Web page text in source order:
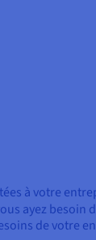
à votre
ayez besoin
de votre